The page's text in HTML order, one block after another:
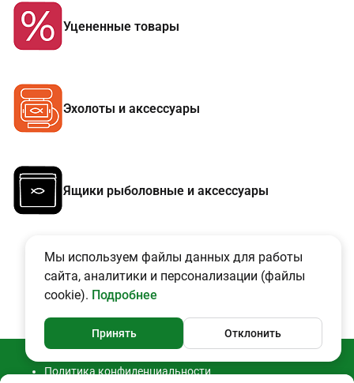
Уцененные товары
Эхолоты и аксессуары
Ящики рыболовные и аксессуары
Политика конфиденциальности
Мы используем файлы данных для работы
сайта, аналитики и персонализации (файлы
cookie). Подробнее
Принять Отклонить